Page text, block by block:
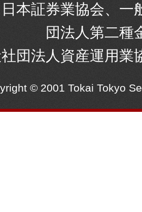
本証券業協会、
団法人第二種
団法人資産運用業
© 2001 Tokai Tokyo